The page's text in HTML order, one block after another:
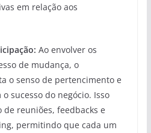
em relação aos
Ao envolver os
de mudança, o
o senso de pertencimento e
sucesso do negócio. Isso
reuniões, feedbacks e
permitindo que cada um